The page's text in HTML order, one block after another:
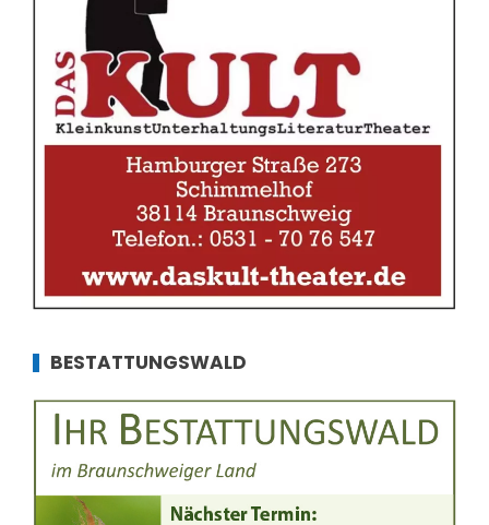
BESTATTUNGSWALD